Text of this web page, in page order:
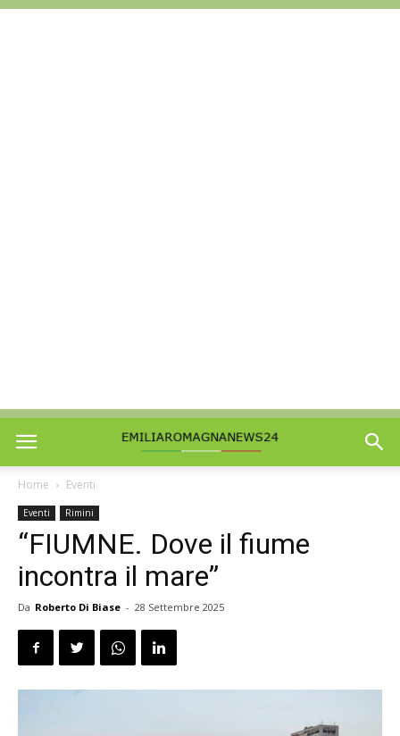
Home Eventi
Eventi Rimini
“FIUMӔNE. Dove il fiume
incontra il mare”
Da Roberto Di Biase - 28 Settembre 2025